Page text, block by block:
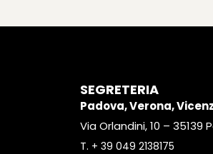
SEGRETERIA
Padova, Verona,
Via Orlandini, 10 – 35139
T. + 39 049 2138175